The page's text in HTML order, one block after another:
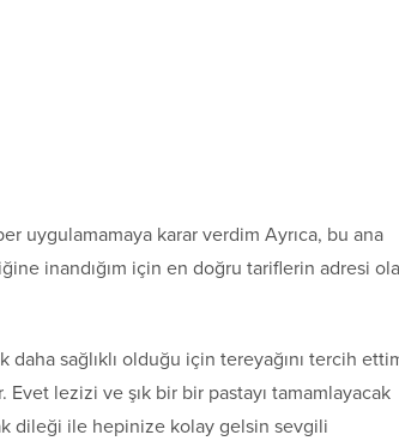
uygulamamaya karar verdim Ayrıca, bu ana
inandığım için en doğru tariflerin adresi
sağlıklı olduğu için tereyağını tercih
lezizi ve şık bir bir pastayı tamamlayacak
dileği ile hepinize kolay gelsin sevgili